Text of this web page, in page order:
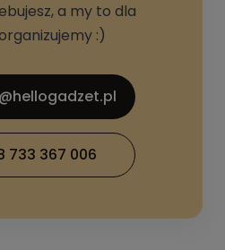
a my to dla
:)
733 367 006